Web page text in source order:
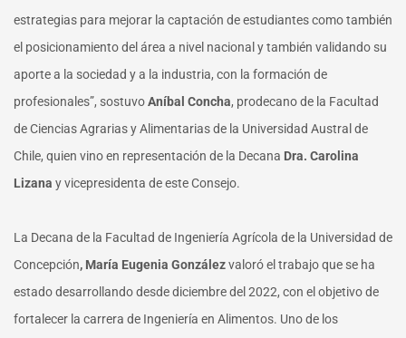
estrategias para mejorar la captación de estudiantes como también
el posicionamiento del área a nivel nacional y también validando su
aporte a la sociedad y a la industria, con la formación de
profesionales”, sostuvoAníbal Concha, prodecano de la Facultad
de Ciencias Agrarias y Alimentarias de la Universidad Austral de
Chile, quien vino en representación de la Decana Dra. Carolina
Lizana y vicepresidenta de este Consejo.
La Decana de la Facultad de Ingeniería Agrícola de la Universidad de
Concepción, María Eugenia Gonzálezvaloró el trabajo que se ha
estado desarrollando desde diciembre del 2022, con el objetivo de
fortalecer la carrera de Ingeniería en Alimentos. Uno de los